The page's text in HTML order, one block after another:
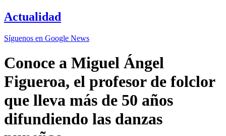
Actualidad
Síguenos en Google News
Conoce a Miguel Ángel
Figueroa, el profesor de folclor
que lleva más de 50 años
difundiendo las danzas